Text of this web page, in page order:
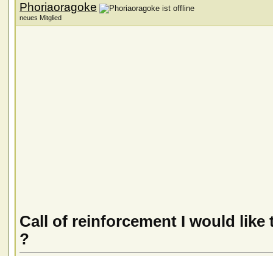
Phoriaoragoke
neues Mitglied
Call of reinforcement I would
?